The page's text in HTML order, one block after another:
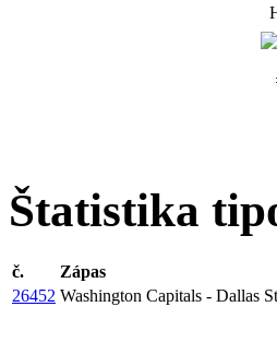
Štatistika
č. Zápas
26452 Washington Capitals - Dallas